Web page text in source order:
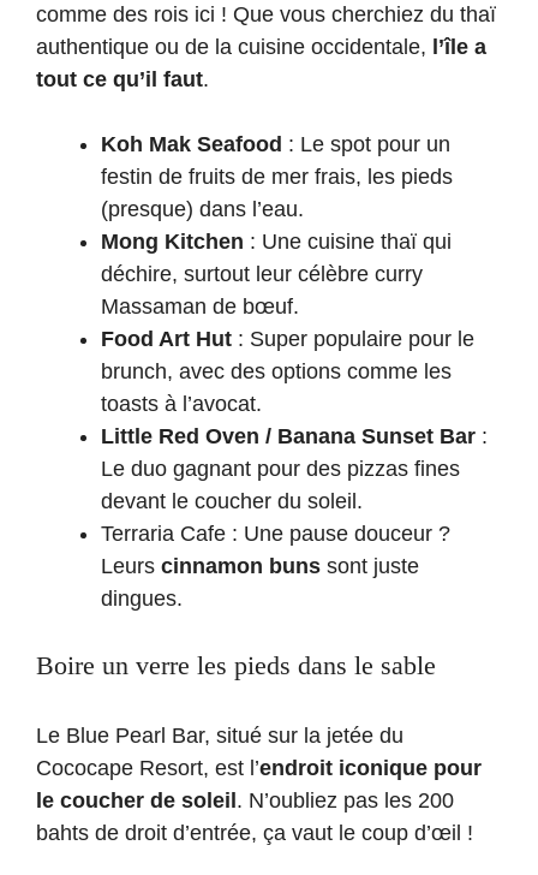
comme des rois ici ! Que vous cherchiez du thaï
authentique ou de la cuisine occidentale, l’île a
tout ce qu’il faut.
Koh Mak Seafood : Le spot pour un
festin de fruits de mer frais, les pieds
(presque) dans l’eau.
Mong Kitchen : Une cuisine thaï qui
déchire, surtout leur célèbre curry
Massaman de bœuf.
Food Art Hut : Super populaire pour le
brunch, avec des options comme les
toasts à l’avocat.
Little Red Oven / Banana Sunset Bar :
Le duo gagnant pour des pizzas fines
devant le coucher du soleil.
Terraria Cafe : Une pause douceur ?
Leurs cinnamon buns sont juste
dingues.
Boire un verre les pieds dans le sable
Le Blue Pearl Bar, situé sur la jetée du
Cococape Resort, est l’endroit iconique pour
le coucher de soleil. N’oubliez pas les 200
bahts de droit d’entrée, ça vaut le coup d’œil !